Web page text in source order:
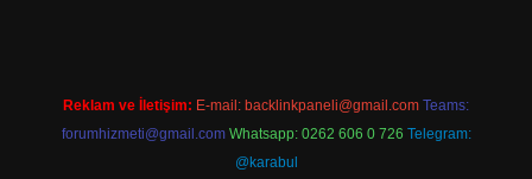
Reklam ve İletişim: E-mail: backlinkpaneli@gmail.com Teams:
forumhizmeti@gmail.com Whatsapp: 0262 606 0 726 Telegram:
@karabul